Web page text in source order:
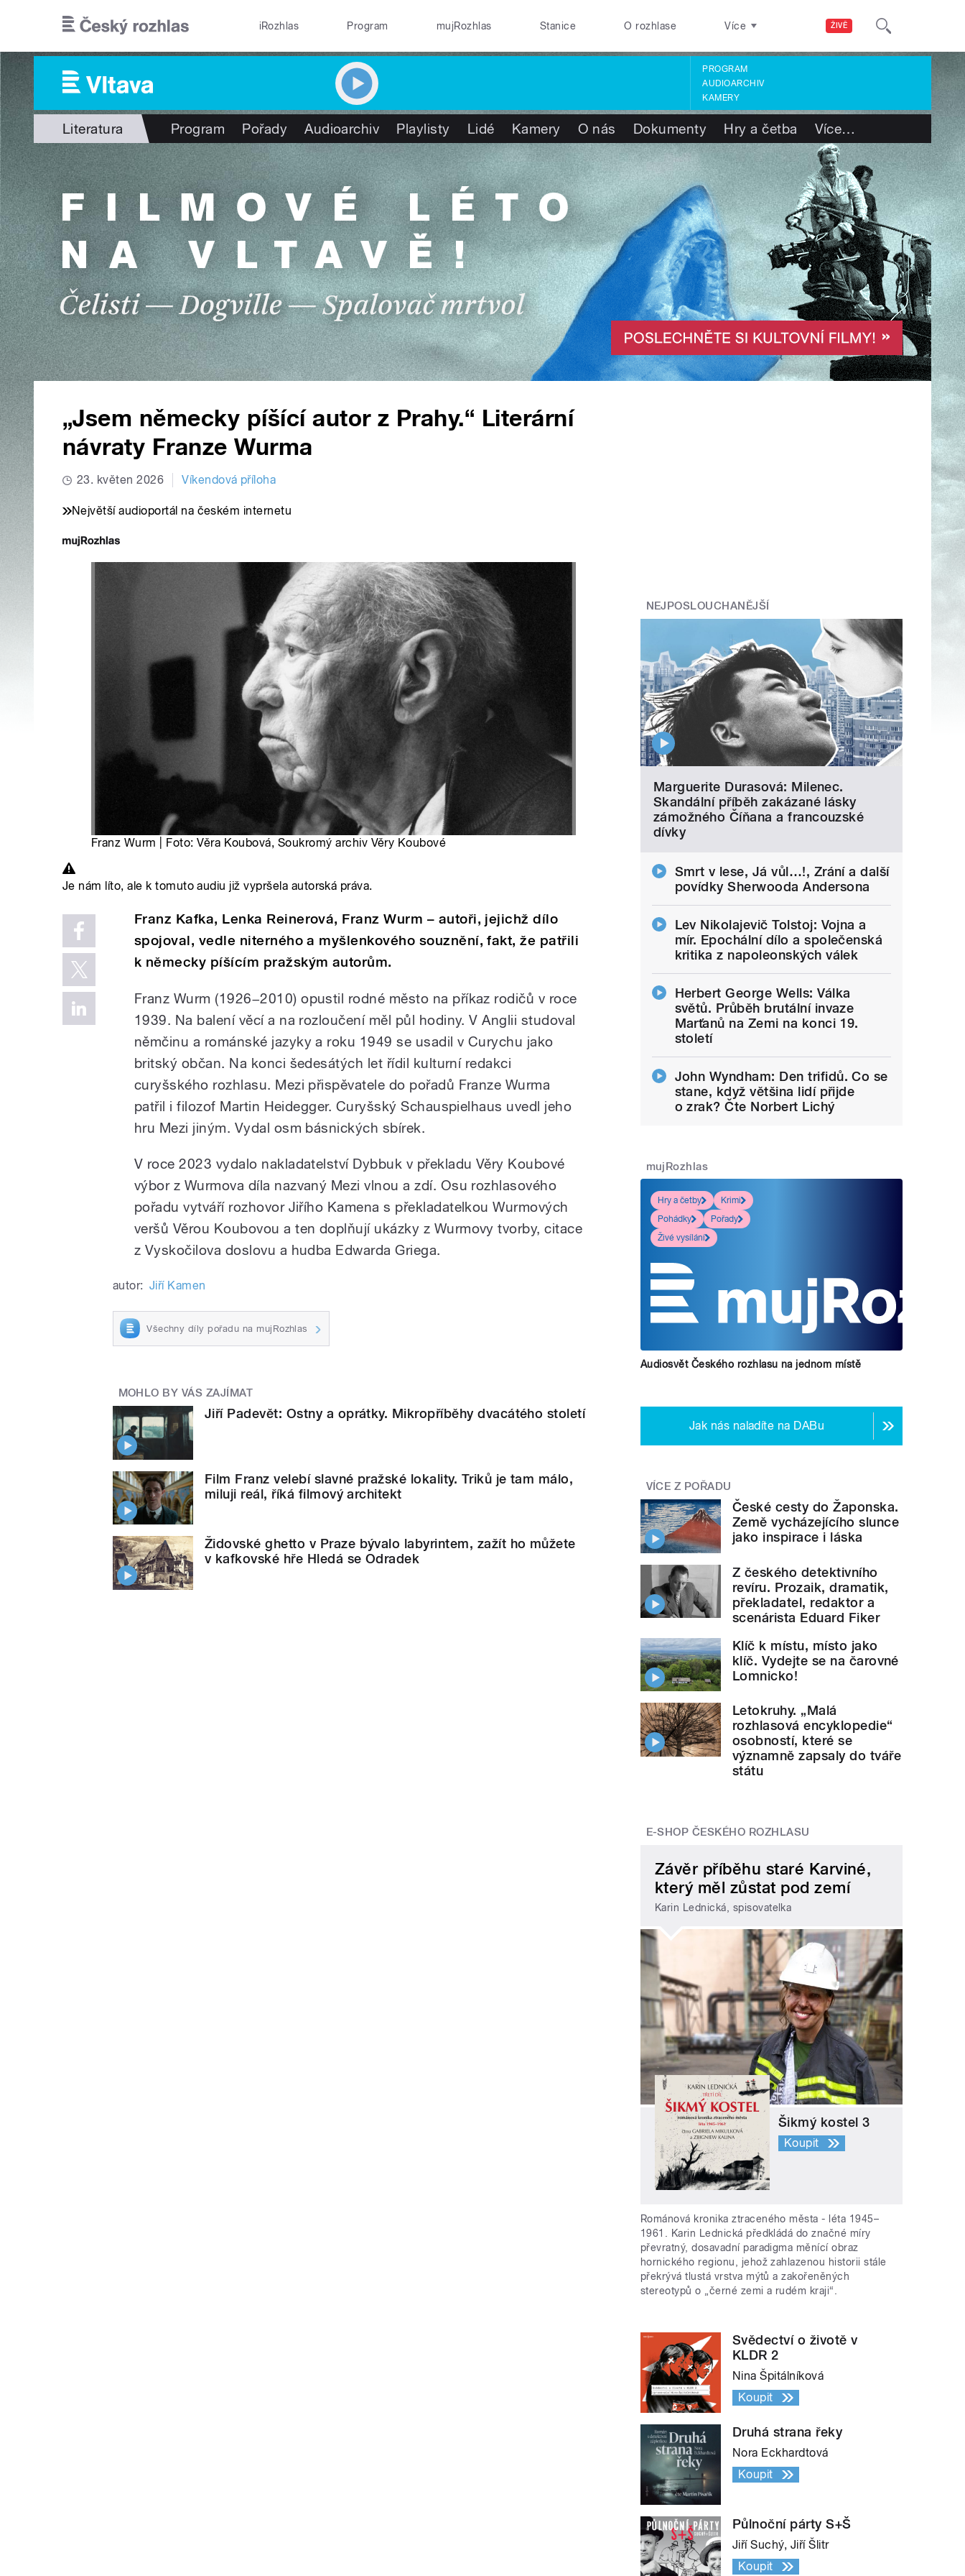
ŽIVĚ
iRozhlas Program mujRozhlas Stanice O rozhlase Více
PROGRAM
AUDIOARCHIV
KAMERY
Literatura Program Pořady Audioarchiv Playlisty Lidé Kamery O nás Dokumenty Hry a četba Více…
„Jsem německy píšící autor z Prahy.“ Literární
návraty Franze Wurma
23. květen 2026 Víkendová příloha
Největší audioportál na českém internetu
Franz Wurm | Foto: Věra Koubová, Soukromý archiv Věry Koubové
Je nám líto, ale k tomuto audiu již vypršela autorská práva.
Franz Kafka, Lenka Reinerová, Franz Wurm – autoři, jejichž dílo
spojoval, vedle niterného a myšlenkového souznění, fakt, že patřili
k německy píšícím pražským autorům.
Franz Wurm (1926−2010) opustil rodné město na příkaz rodičů v roce
1939. Na balení věcí a na rozloučení měl půl hodiny. V Anglii studoval
němčinu a románské jazyky a roku 1949 se usadil v Curychu jako
britský občan. Na konci šedesátých let řídil kulturní redakci
curyšského rozhlasu. Mezi přispěvatele do pořadů Franze Wurma
patřil i filozof Martin Heidegger. Curyšský Schauspielhaus uvedl jeho
hru Mezi jiným. Vydal osm básnických sbírek.
V roce 2023 vydalo nakladatelství Dybbuk v překladu Věry Koubové
výbor z Wurmova díla nazvaný Mezi vlnou a zdí. Osu rozhlasového
pořadu vytváří rozhovor Jiřího Kamena s překladatelkou Wurmových
veršů Věrou Koubovou a ten doplňují ukázky z Wurmovy tvorby, citace
z Vyskočilova doslovu a hudba Edwarda Griega.
autor: Jiří Kamen
Všechny díly pořadu na mujRozhlas
MOHLO BY VÁS ZAJÍMAT
Jiří Padevět: Ostny a oprátky. Mikropříběhy dvacátého století
Film Franz velebí slavné pražské lokality. Triků je tam málo,
miluji reál, říká filmový architekt
Židovské ghetto v Praze bývalo labyrintem, zažít ho můžete
v kafkovské hře Hledá se Odradek
NEJPOSLOUCHANĚJŠÍ
Marguerite Durasová: Milenec.
Skandální příběh zakázané lásky
zámožného Číňana a francouzské
dívky
Smrt v lese, Já vůl…!, Zrání a další
povídky Sherwooda Andersona
Lev Nikolajevič Tolstoj: Vojna a
mír. Epochální dílo a společenská
kritika z napoleonských válek
Herbert George Wells: Válka
světů. Průběh brutální invaze
Marťanů na Zemi na konci 19.
století
John Wyndham: Den trifidů. Co se
stane, když většina lidí přijde
o zrak? Čte Norbert Lichý
mujRozhlas
Hry a četby
Krimi
Pohádky
Pořady
Živé vysílání
Audiosvět Českého rozhlasu na jednom místě
Jak nás naladíte na DABu
VÍCE Z POŘADU
České cesty do Žaponska.
Země vycházejícího slunce
jako inspirace i láska
Z českého detektivního
revíru. Prozaik, dramatik,
překladatel, redaktor a
scenárista Eduard Fiker
Klíč k místu, místo jako
klíč. Vydejte se na čarovné
Lomnicko!
Letokruhy. „Malá
rozhlasová encyklopedie“
osobností, které se
významně zapsaly do tváře
státu
E-SHOP ČESKÉHO ROZHLASU
Závěr příběhu staré Karviné,
který měl zůstat pod zemí
Karin Lednická, spisovatelka
Šikmý kostel 3
Koupit
Románová kronika ztraceného města - léta 1945–
1961. Karin Lednická předkládá do značné míry
převratný, dosavadní paradigma měnící obraz
hornického regionu, jehož zahlazenou historii stále
překrývá tlustá vrstva mýtů a zakořeněných
stereotypů o „černé zemi a rudém kraji“.
Svědectví o životě v
KLDR 2
Nina Špitálníková
Koupit
Druhá strana řeky
Nora Eckhardtová
Koupit
Půlnoční párty S+Š
Jiří Suchý, Jiří Šlitr
Koupit